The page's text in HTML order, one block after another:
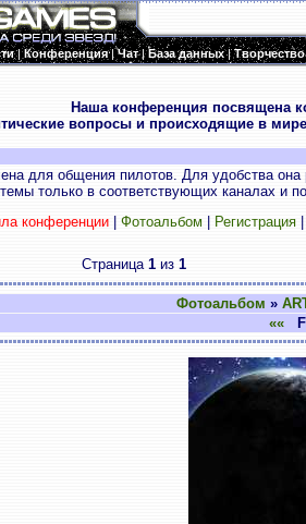
|Конференция|Чат|База данных|Творчество
Наша конференция посвящена
вопросы и происходящие в
для общения пилотов. Для удобства
только в соответствующих каналах и
конференции| Фотоальбом Регистрация
Страница 1из 1
Фотоальбом »
««